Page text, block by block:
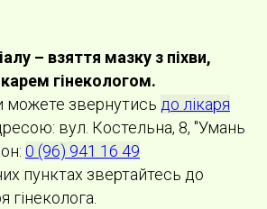
– взяття мазку з піхви,
гінекологом.
можете звернутись до лікаря
вул. Костельна, 8, "Умань
0 (96) 941 16 49
пунктах звертайтесь до
гінеколога.